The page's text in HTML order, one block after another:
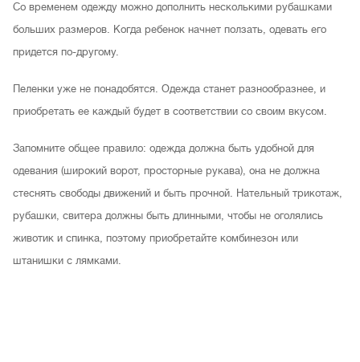
Со временем одежду можно дополнить несколькими рубашками
больших размеров. Когда ребенок начнет ползать, одевать его
придется по-другому.
Пеленки уже не понадобятся. Одежда станет разнообразнее, и
приобретать ее каждый будет в соответствии со своим вкусом.
Запомните общее правило: одежда должна быть удобной для
одевания (широкий ворот, просторные рукава), она не должна
стеснять свободы движений и быть прочной. Нательный трикотаж,
рубашки, свитера должны быть длинными, чтобы не оголялись
животик и спинка, поэтому приобретайте комбинезон или
штанишки с лямками.